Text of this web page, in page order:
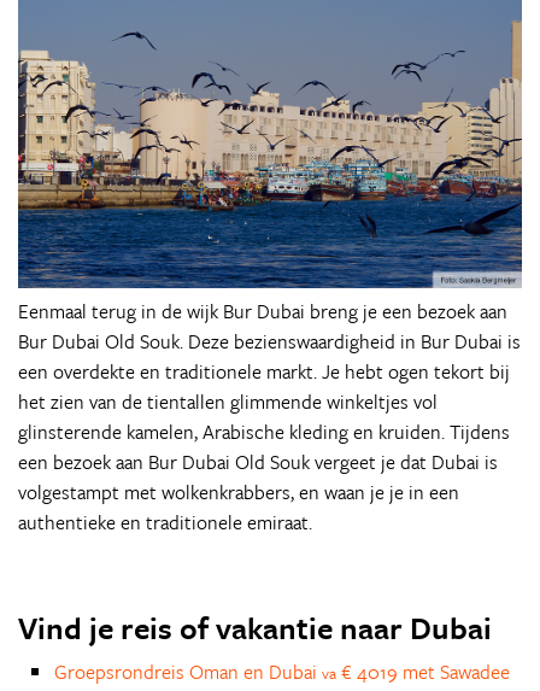
Eenmaal terug in de wijk Bur Dubai breng je een bezoek aan
Bur Dubai Old Souk. Deze bezienswaardigheid in Bur Dubai is
een overdekte en traditionele markt. Je hebt ogen tekort bij
het zien van de tientallen glimmende winkeltjes vol
glinsterende kamelen, Arabische kleding en kruiden. Tijdens
een bezoek aan Bur Dubai Old Souk vergeet je dat Dubai is
volgestampt met wolkenkrabbers, en waan je je in een
authentieke en traditionele emiraat.
Vind je reis of vakantie naar Dubai
Groepsrondreis Oman en Dubai va € 4019 met Sawadee